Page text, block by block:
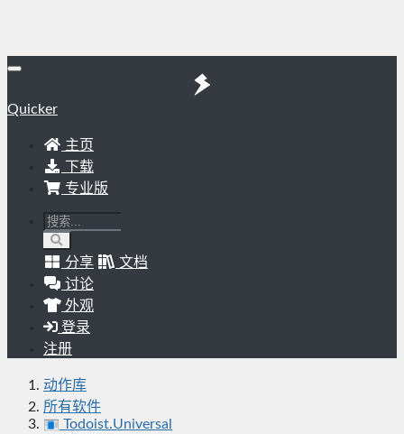
Quicker
主页
下载
专业版
分享
文档
讨论
外观
登录
注册
动作库
所有软件
Todoist.Universal